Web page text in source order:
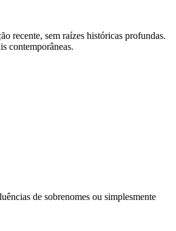
recente, sem raízes históricas profundas.
contemporâneas.
de sobrenomes ou simplesmente